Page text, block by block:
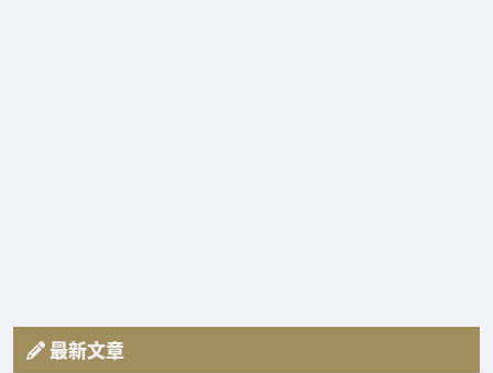
最新文章